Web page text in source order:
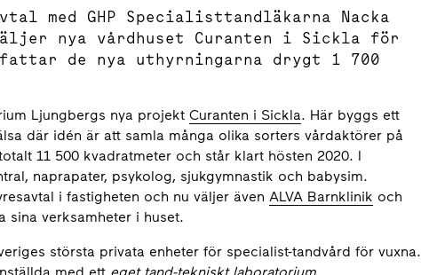
med GHP Specialisttandläkarna Nacka
nya vårdhuset Curanten i Sickla för
de nya uthyrningarna drygt 1 700
Ljungbergs nya projekt Curanten i Sickla. Här byggs ett
där idén är att samla många olika sorters vårdaktörer på
11 500 kvadratmeter och står klart hösten 2020. I
naprapater, psykolog, sjukgymnastik och babysim.
i fastigheten och nu väljer även ALVA Barnklinik och
sina verksamheter i huset.
största privata enheter för specialist-tandvård för vuxna.